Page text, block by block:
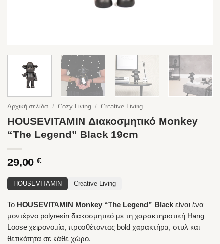
Αρχική σελίδα / Cozy Living / Creative Living
HOUSEVITAMIN Διακοσμητικό Monkey
“The Legend” Black 19cm
29,00 €
HOUSEVITAMIN Creative Living
Το HOUSEVITAMIN Monkey “The Legend” Black είναι ένα
μοντέρνο polyresin διακοσμητικό με τη χαρακτηριστική Hang
Loose χειρονομία, προσθέτοντας bold χαρακτήρα, στυλ και
θετικότητα σε κάθε χώρο.